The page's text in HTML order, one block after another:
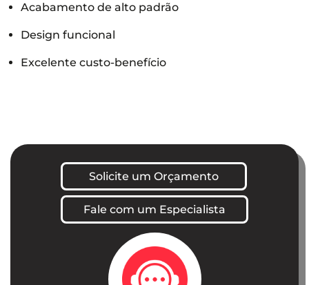
Acabamento de alto padrão
Design funcional
Excelente custo-benefício
Solicite um Orçamento
Fale com um Especialista